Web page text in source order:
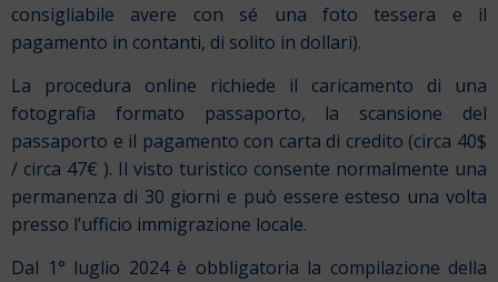
consigliabile avere con sé una foto tessera e il
pagamento in contanti, di solito in dollari).
La procedura online richiede il caricamento di una
fotografia formato passaporto, la scansione del
passaporto e il pagamento con carta di credito (circa 40$
/ circa 47€ ). Il visto turistico consente normalmente una
permanenza di 30 giorni e può essere esteso una volta
presso l’ufficio immigrazione locale.
Dal 1° luglio 2024 è obbligatoria la compilazione della